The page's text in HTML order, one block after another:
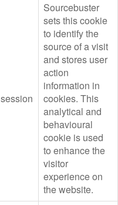
session
Sourcebuster
sets this cookie
to identify the
source of a visit
and stores user
action
information in
cookies. This
analytical and
behavioural
cookie is used
to enhance the
visitor
experience on
the website.